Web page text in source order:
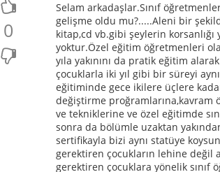
0
Selam arkadaşlar.Sınıf
gelişme oldu mu?.....Aleni bir
kitap,cd vb.gibi şeylerin korsanlığı
yoktur.Özel eğitim öğretmenleri
yıla yakınını da pratik eğitim
çocuklarla iki yıl gibi bir süreyi
eğitiminde gece ikilere üçlere
değiştirme
ve tekniklerine ve özel eğitimde
sonra da bölümle uzaktan
sertifikayla bizi aynı statüye
gerektiren çocukların lehine değil
gerektiren çocuklara yönelik